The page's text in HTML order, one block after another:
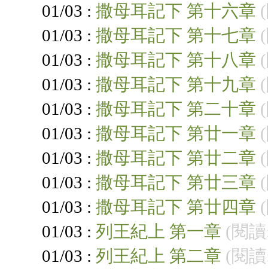
01/03 : 撒母耳記下 第十六章
01/03 : 撒母耳記下 第十七章
01/03 : 撒母耳記下 第十八章
01/03 : 撒母耳記下 第十九章
01/03 : 撒母耳記下 第二十章
01/03 : 撒母耳記下 第廿一章
01/03 : 撒母耳記下 第廿二章
01/03 : 撒母耳記下 第廿三章
01/03 : 撒母耳記下 第廿四章
01/03 : 列王紀上 第一章 (閱
01/03 : 列王紀上 第二章 (閱